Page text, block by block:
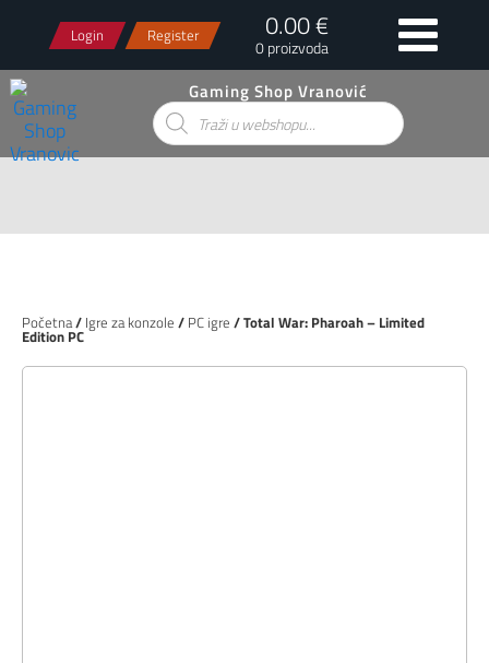
Login Register 0.00 €
0 proizvoda
Gaming Shop Vranović
Products
search
Početna/ Igre za konzole / PC igre / Total War: Pharoah – Limited
Edition PC